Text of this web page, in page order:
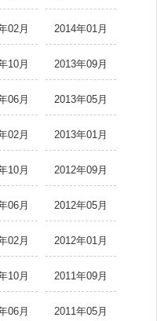
02月 2014年01月
10月 2013年09月
06月 2013年05月
02月 2013年01月
10月 2012年09月
06月 2012年05月
02月 2012年01月
10月 2011年09月
06月 2011年05月